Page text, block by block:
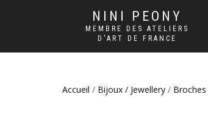
NINI PEONY
MEMBRE DES ATELIERS
D'ART DE FRANCE
Accueil / Bijoux / Jewellery / Broches